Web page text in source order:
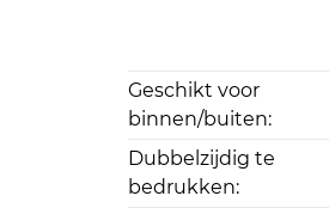
Geschikt voor
binnen/buiten:
Dubbelzijdig te
bedrukken: